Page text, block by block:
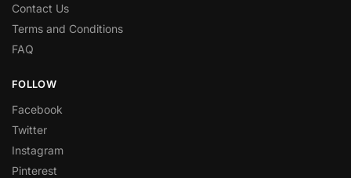
Contact Us
Terms and Conditions
FAQ
FOLLOW
Facebook
Twitter
Instagram
Pinterest